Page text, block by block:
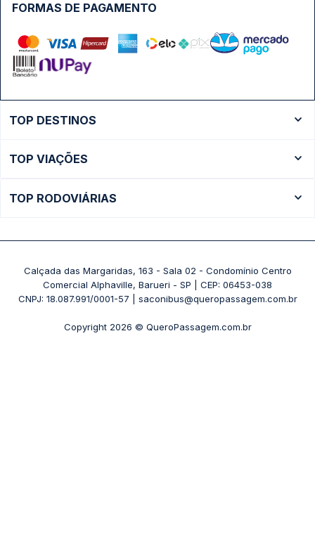
FORMAS DE PAGAMENTO
TOP DESTINOS
Ônibus São Paulo
TOP VIAÇÕES
Passagens Pássaro Marron
+ Viações
TOP RODOVIÁRIAS
Rodoviária Belo Horizonte - Gov. Israel Pinheiro (Tergip)
Rodoviária Curitiba
+ Rodoviárias
Calçada das Margaridas, 163 - Sala 02 - Condomínio Centro
Comercial Alphaville, Barueri - SP | CEP: 06453-038
CNPJ: 18.087.991/0001-57 | saconibus@queropassagem.com.br
Copyright 2026 © QueroPassagem.com.br